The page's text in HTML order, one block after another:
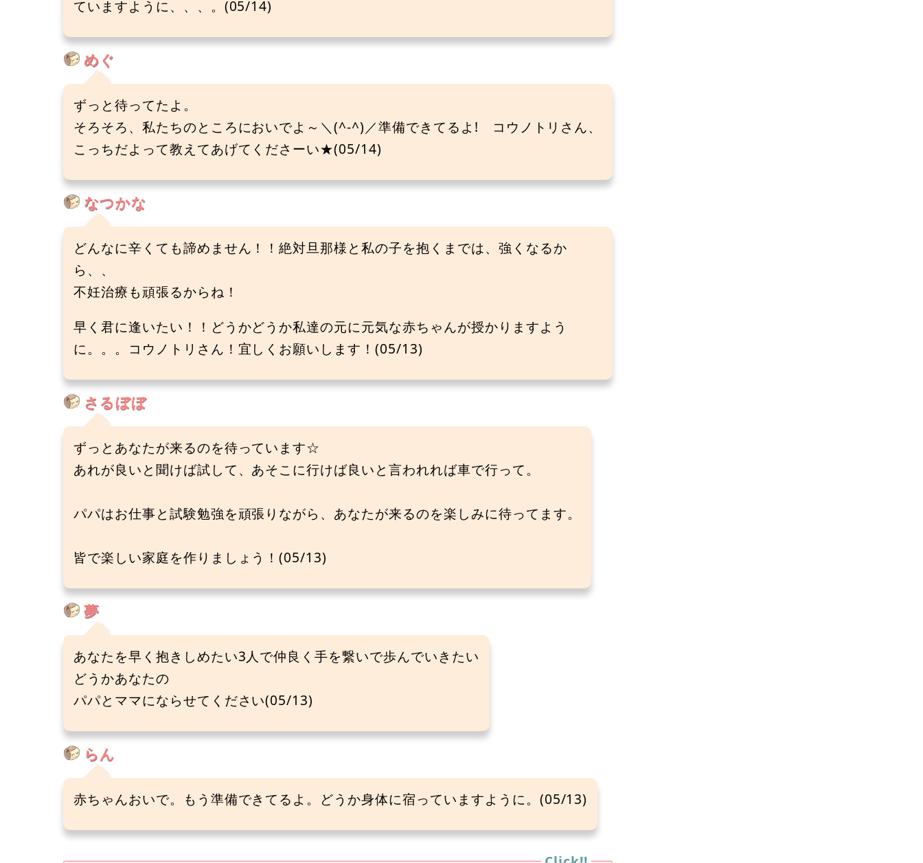
ていますように、、、。(05/14)
めぐ
ずっと待ってたよ。
そろそろ、私たちのところにおいでよ～＼(^-^)／準備できてるよ! コウノトリさん、
こっちだよって教えてあげてくださーい★(05/14)
なつかな
どんなに辛くても諦めません！！絶対旦那様と私の子を抱くまでは、強くなるか
ら、、
不妊治療も頑張るからね！
早く君に逢いたい！！どうかどうか私達の元に元気な赤ちゃんが授かりますよう
に。。。コウノトリさん！宜しくお願いします！(05/13)
さるぼぼ
ずっとあなたが来るのを待っています☆
あれが良いと聞けば試して、あそこに行けば良いと言われれば車で行って。
パパはお仕事と試験勉強を頑張りながら、あなたが来るのを楽しみに待ってます。
皆で楽しい家庭を作りましょう！(05/13)
夢
あなたを早く抱きしめたい3人で仲良く手を繋いで歩んでいきたい
どうかあなたの
パパとママにならせてください(05/13)
らん
赤ちゃんおいで。もう準備できてるよ。どうか身体に宿っていますように。(05/13)